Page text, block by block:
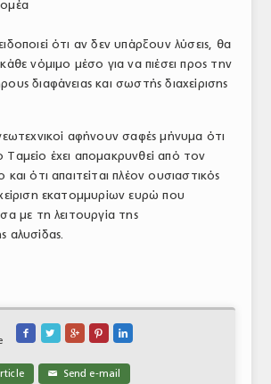
ότι αν δεν υπάρξουν λύσεις, θα
νόμιμο μέσο για να πιέσει προς την
διαφάνειας και σωστής διαχείρισης
αφήνουν σαφές μήνυμα ότι
έχει απομακρυνθεί από τον
ότι απαιτείται πλέον ουσιαστικός
εκατομμυρίων ευρώ που
με τη λειτουργία της
αλυσίδας.
    
✉ Send e-mail